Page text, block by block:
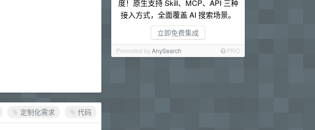
度！原生支持 Skill、MCP、API 三种
接入方式，全面覆盖 AI 搜索场景。
立即免费集成
Promoted byAnySearch PRO
定制化需求 代码